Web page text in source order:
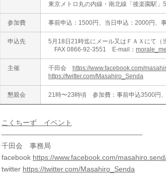
東京メトロ丸の内線・南北線「後楽園駅」
参加費 事前申込：1500円、当日申込：2000円、
申込先
5月18日21時迄にメール又はＦＡＸにて（
FAX 0866-92-3551 E-mail：
主催 千田会
https://www.facebook.com/
https://twitter.com/Masahiro_Senda
懇親会 21時〜23時頃 参加費：事前申込3500円
こくちーず イベント
————————————————————
千田会 事務局
facebook https://www.facebook.com/
twitter https://twitter.com/Masahiro_Senda